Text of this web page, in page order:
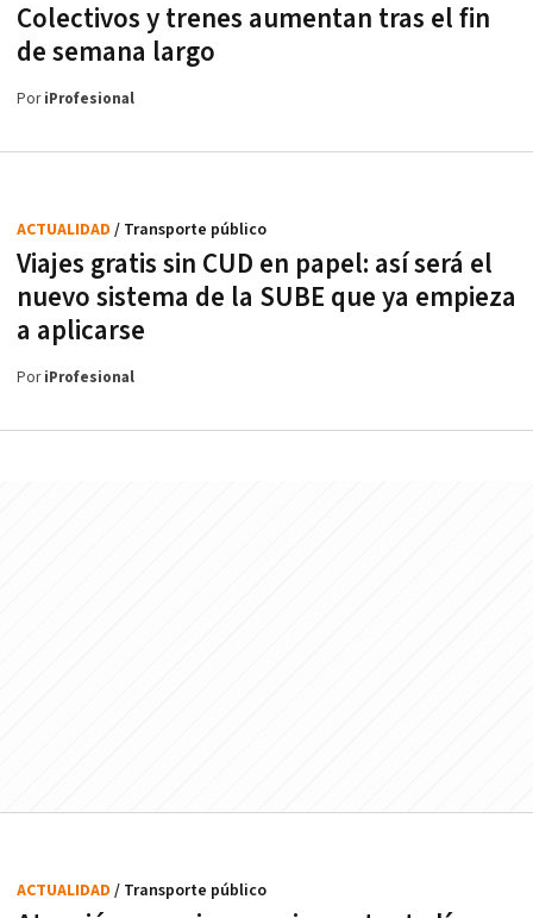
Colectivos y trenes aumentan tras el fin
de semana largo
PoriProfesional
Viajes gratis sin CUD en papel: así será el
nuevo sistema de la SUBE que ya empieza
a aplicarse
ACTUALIDAD / Transporte público
PoriProfesional
ACTUALIDAD / Transporte público